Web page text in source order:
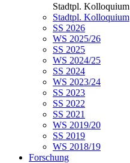
Stadtpl. Kolloquium
Stadtpl. Kolloquium
SS 2026
WS 2025/26
SS 2025
WS 2024/25
SS 2024
WS 2023/24
SS 2023
SS 2022
SS 2021
WS 2019/20
SS 2019
WS 2018/19
Forschung